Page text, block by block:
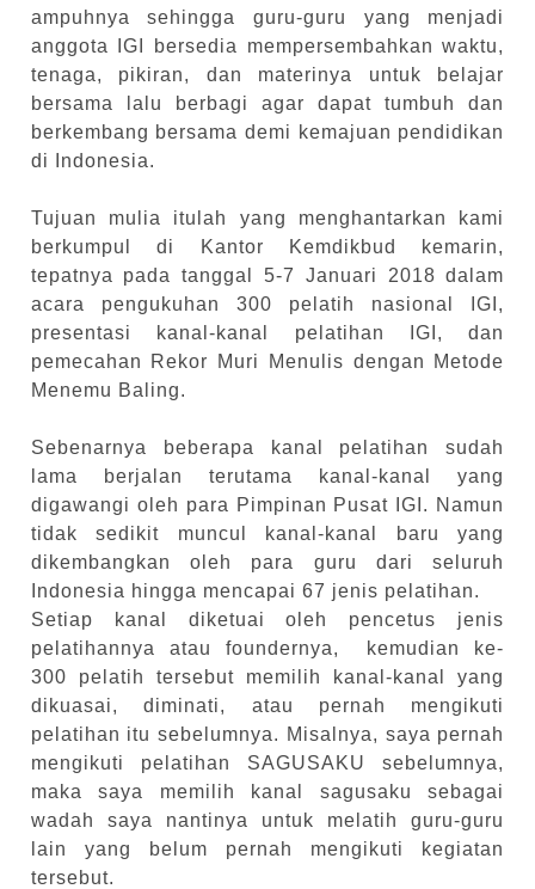
ampuhnya sehingga guru-guru yang menjadi
anggota IGI bersedia mempersembahkan waktu,
tenaga, pikiran, dan materinya untuk belajar
bersama lalu berbagi agar dapat tumbuh dan
berkembang bersama demi kemajuan pendidikan
di Indonesia.
Tujuan mulia itulah yang menghantarkan kami
berkumpul di Kantor Kemdikbud kemarin,
tepatnya pada tanggal 5-7 Januari 2018 dalam
acara pengukuhan 300 pelatih nasional IGI,
presentasi kanal-kanal pelatihan IGI, dan
pemecahan Rekor Muri Menulis dengan Metode
Menemu Baling.
Sebenarnya beberapa kanal pelatihan sudah
lama berjalan terutama kanal-kanal yang
digawangi oleh para Pimpinan Pusat IGI. Namun
tidak sedikit muncul kanal-kanal baru yang
dikembangkan oleh para guru dari seluruh
Indonesia hingga mencapai 67 jenis pelatihan.
Setiap kanal diketuai oleh pencetus jenis
pelatihannya atau foundernya, kemudian ke-
300 pelatih tersebut memilih kanal-kanal yang
dikuasai, diminati, atau pernah mengikuti
pelatihan itu sebelumnya. Misalnya, saya pernah
mengikuti pelatihan SAGUSAKU sebelumnya,
maka saya memilih kanal sagusaku sebagai
wadah saya nantinya untuk melatih guru-guru
lain yang belum pernah mengikuti kegiatan
tersebut.